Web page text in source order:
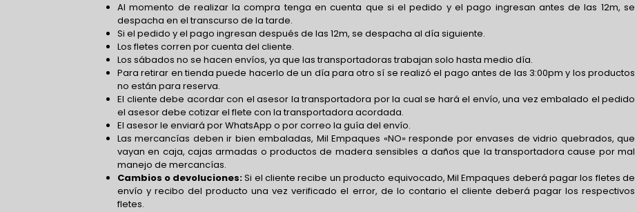
Al momento de realizar la compra tenga en cuenta que si el pedido y el pago ingresan antes de las 12m, se
despacha en el transcurso de la tarde.
Si el pedido y el pago ingresan después de las 12m, se despacha al día siguiente.
Los fletes corren por cuenta del cliente.
Los sábados no se hacen envíos, ya que las transportadoras trabajan solo hasta medio día.
Para retirar en tienda puede hacerlo de un día para otro sí se realizó el pago antes de las 3:00pm y los productos
no están para reserva.
El cliente debe acordar con el asesor la transportadora por la cual se hará el envío, una vez embalado el pedido
el asesor debe cotizar el flete con la transportadora acordada.
El asesor le enviará por WhatsApp o por correo la guía del envío.
Las mercancías deben ir bien embaladas, Mil Empaques «NO» responde por envases de vidrio quebrados, que
vayan en caja, cajas armadas o productos de madera sensibles a daños que la transportadora cause por mal
manejo de mercancías.
Cambios o devoluciones:Si el cliente recibe un producto equivocado, Mil Empaques deberá pagar los fletes de
envío y recibo del producto una vez verificado el error, de lo contario el cliente deberá pagar los respectivos
fletes.